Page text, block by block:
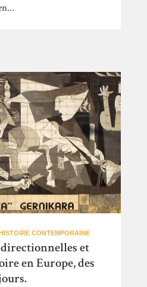
CONTEMPORAINE
et
en Europe, des